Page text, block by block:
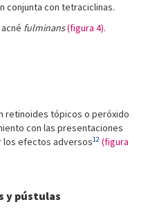
conjunta con tetraciclinas.
fulminans(figura 4).
retinoides tópicos o peróxido
con las presentaciones
los efectos adversos12 (figura
y pústulas